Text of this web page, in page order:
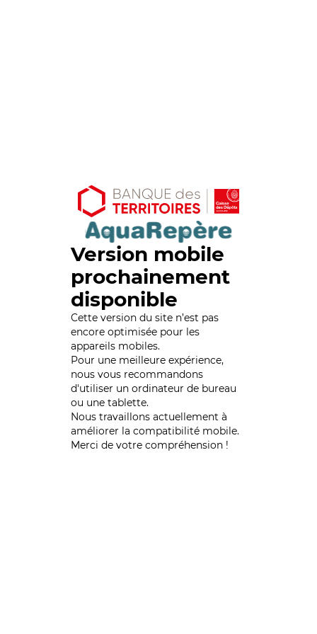
Version mobile
prochainement
disponible
Cette version du site n’est pas
encore optimisée pour les
appareils mobiles.
Pour une meilleure expérience,
nous vous recommandons
d'utiliser un ordinateur de bureau
ou une tablette.
Nous travaillons actuellement à
améliorer la compatibilité mobile.
Merci de votre compréhension !